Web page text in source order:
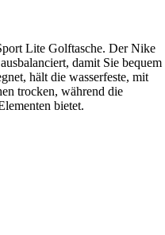
Lite Golftasche. Der Nike
damit Sie bequem
hält die wasserfeste, mit
trocken, während die
bietet.